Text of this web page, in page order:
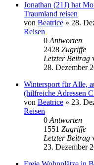
Jonathan (21J) hat
Traumland reisen
von Beatrice » 28.
Reisen
0 Antworten
2428 Zugriffe
Letzter Beitrag
28. Dezember
Wintersport für Alle,
(hilfreiche Adressen
von Beatrice » 23.
Reisen
0 Antworten
1551 Zugriffe
Letzter Beitrag
23. Dezember